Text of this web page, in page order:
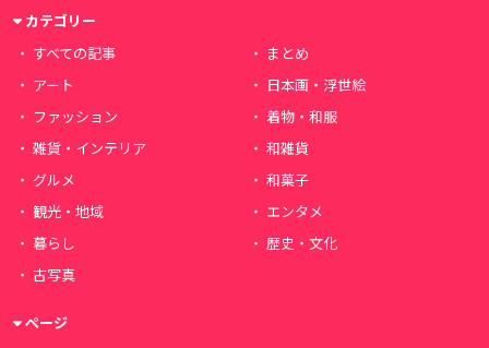
カテゴリー
すべての記事
まとめ
アート
日本画・浮世絵
ファッション
着物・和服
雑貨・インテリア
和雑貨
グルメ
和菓子
観光・地域
エンタメ
暮らし
歴史・文化
古写真
ページ